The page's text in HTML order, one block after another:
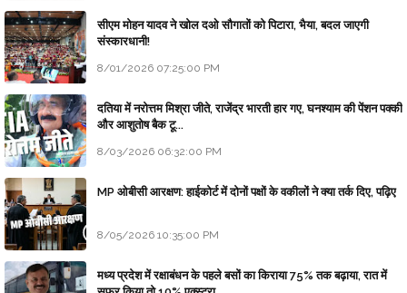
सीएम मोहन यादव ने खोल दओ सौगातों को पिटारा, भैया, बदल जाएगी
संस्कारधानी!
8/01/2026 07:25:00 PM
दतिया में नरोत्तम मिश्रा जीते, राजेंद्र भारती हार गए, घनश्याम की पेंशन पक्की
और आशुतोष बैक टू...
8/03/2026 06:32:00 PM
MP ओबीसी आरक्षण: हाईकोर्ट में दोनों पक्षों के वकीलों ने क्या तर्क दिए, पढ़िए
8/05/2026 10:35:00 PM
मध्य प्रदेश में रक्षाबंधन के पहले बसों का किराया 75% तक बढ़ाया, रात में